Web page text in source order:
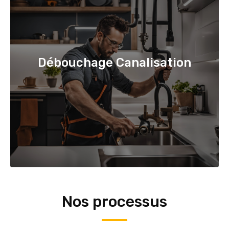
Débouchage Canalisation
Nos processus